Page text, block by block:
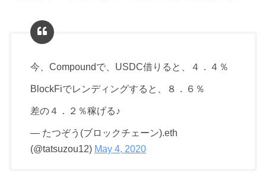
今、Compoundで、USDC借りると、４．４％
BlockFiでレンディングすると、８．６％
差の４．２％稼げる♪
— たつぞう(ブロックチェーン).eth
(@tatsuzou12) May 4, 2020